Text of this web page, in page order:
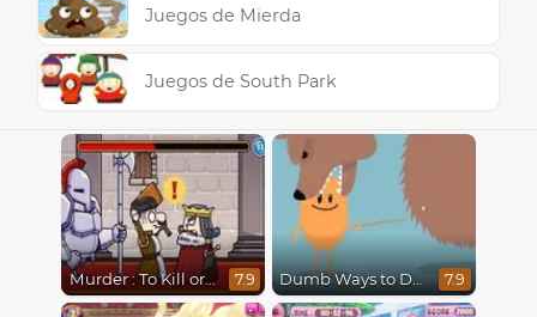
Juegos de Mierda
Juegos de South Park
Murder : To Kill or Not to Kill 7.9 Dumb Ways to Die 7.9